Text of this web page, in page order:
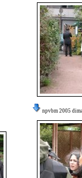
npvbm 2005